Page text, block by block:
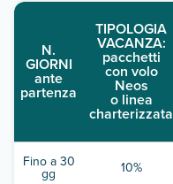
N.
GIORNI
ante
partenza
TIPOLOGIA
VACANZA:
pacchetti
con volo
Neos
o linea
charterizzata
Fino a 30
gg 10%